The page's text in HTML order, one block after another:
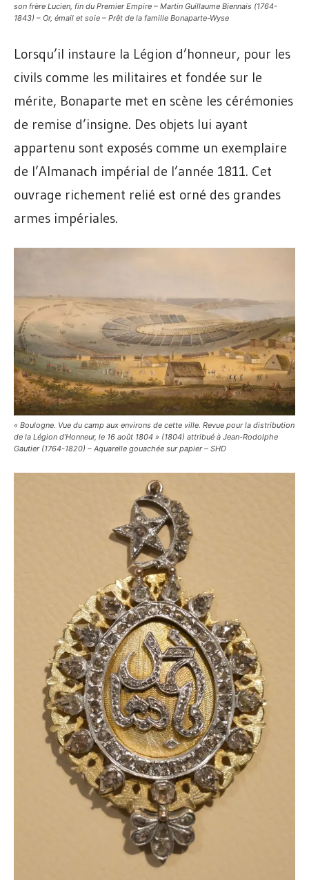
son frère Lucien, fin du Premier Empire – Martin Guillaume Biennais (1764-
1843) – Or, émail et soie – Prêt de la famille Bonaparte-Wyse
Lorsqu’il instaure la Légion d’honneur, pour les
civils comme les militaires et fondée sur le
mérite, Bonaparte met en scène les cérémonies
de remise d’insigne. Des objets lui ayant
appartenu sont exposés comme un exemplaire
de l’Almanach impérial de l’année 1811. Cet
ouvrage richement relié est orné des grandes
armes impériales.
« Boulogne. Vue du camp aux environs de cette ville. Revue pour la distribution
de la Légion d’Honneur, le 16 août 1804 » (1804) attribué à Jean-Rodolphe
Gautier (1764-1820) – Aquarelle gouachée sur papier – SHD